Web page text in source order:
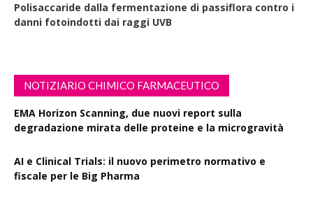
Polisaccaride dalla fermentazione di passiflora contro i
danni fotoindotti dai raggi UVB
NOTIZIARIO CHIMICO FARMACEUTICO
EMA Horizon Scanning, due nuovi report sulla
degradazione mirata delle proteine e la microgravità
AI e Clinical Trials: il nuovo perimetro normativo e
fiscale per le Big Pharma